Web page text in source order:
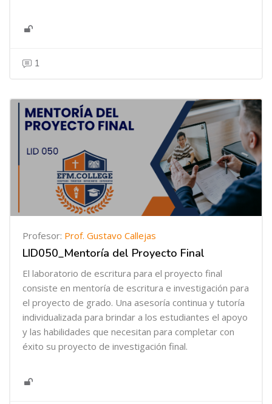
1
Profesor: Prof. Gustavo Callejas
LID050_Mentoría del Proyecto Final
El laboratorio de escritura para el proyecto final
consiste en mentoría de escritura e investigación para
el proyecto de grado. Una asesoría continua y tutoría
individualizada para brindar a los estudiantes el apoyo
y las habilidades que necesitan para completar con
éxito su proyecto de investigación final.